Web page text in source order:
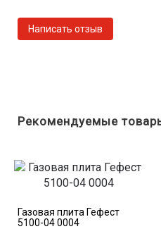
Полезный объем духовки, л:
Подсветка духовки:
Цвет коричневый
Рекомендуемые
Газовая плита Гефест
5100-04 0004